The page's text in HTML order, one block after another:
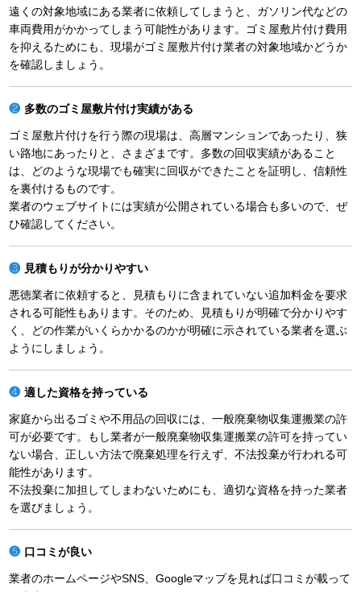
遠くの対象地域にある業者に依頼してしまうと、ガソリン代などの
車両費用がかかってしまう可能性があります。ゴミ屋敷片付け費用
を抑えるためにも、現場がゴミ屋敷片付け業者の対象地域かどうか
を確認しましょう。
多数のゴミ屋敷片付け実績がある
ゴミ屋敷片付けを行う際の現場は、高層マンションであったり、狭
い路地にあったりと、さまざまです。多数の回収実績があること
は、どのような現場でも確実に回収ができたことを証明し、信頼性
を裏付けるものです。
業者のウェブサイトには実績が公開されている場合も多いので、ぜ
ひ確認してください。
見積もりが分かりやすい
悪徳業者に依頼すると、見積もりに含まれていない追加料金を要求
される可能性もあります。そのため、見積もりが明確で分かりやす
く、どの作業がいくらかかるのかが明確に示されている業者を選ぶ
ようにしましょう。
適した資格を持っている
家庭から出るゴミや不用品の回収には、一般廃棄物収集運搬業の許
可が必要です。もし業者が一般廃棄物収集運搬業の許可を持ってい
ない場合、正しい方法で廃棄処理を行えず、不法投棄が行われる可
能性があります。
不法投棄に加担してしまわないためにも、適切な資格を持った業者
を選びましょう。
口コミが良い
業者のホームページやSNS、Googleマップを見れば口コミが載って